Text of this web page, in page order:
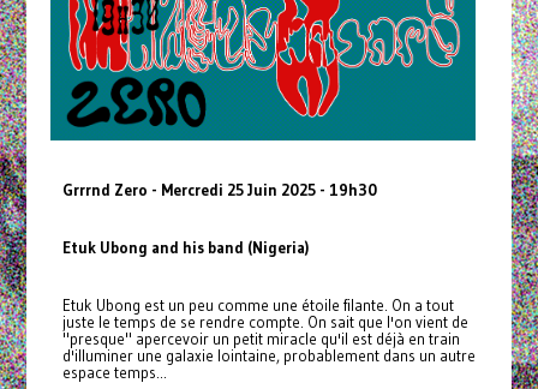
Grrrnd Zero - Mercredi 25 Juin 2025 - 19h30
Etuk Ubong and his band (Nigeria)
Etuk Ubong est un peu comme une étoile filante. On a tout
juste le temps de se rendre compte. On sait que l'on vient de
"presque" apercevoir un petit miracle qu'il est déjà en train
d'illuminer une galaxie lointaine, probablement dans un autre
espace temps...